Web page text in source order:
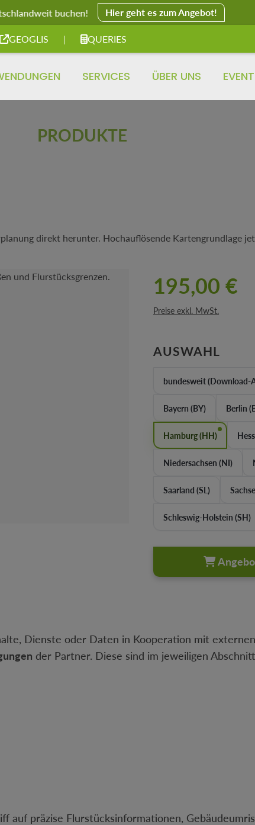
buchen! Hier geht es zum Angebot!
GEOGLIS | QUERIES
SERVICES ÜBER UNS
PRODUKTE
direkt herunter. Hochauflösende Kartengrundlage
195,00 €
Preise exkl. MwSt.
AUSWAHL
bundesweit (Download-
Bayern (BY) Berlin
Hamburg (HH)
Niedersachsen (NI)
Saarland (SL)
Schleswig-Holstein (SH)
Dienste oder Daten in Kooperation mit
der Partner. Diese sind im jeweiligen
präzise Flurstücksinformationen,